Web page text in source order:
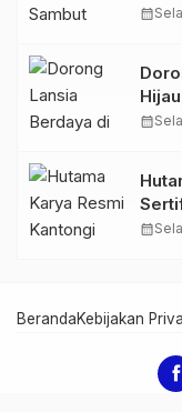
calendar_month
calendar_month
calendar_month
BerandaKebijakan